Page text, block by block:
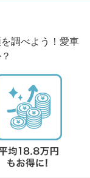
調べよう！愛車